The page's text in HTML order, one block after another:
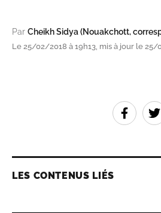
Par Cheikh Sidya (Nouakchott,
Le 25/02/2018 à 19h13, mis à jour le 25/
LES CONTENUS LIÉS